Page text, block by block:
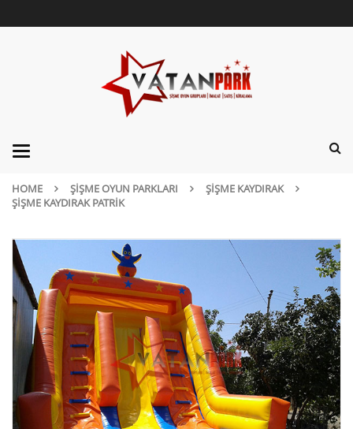
Categories
HOME ŞIŞME OYUN PARKLARI
ŞIŞME KAYDIRAK
ŞIŞME KAYDIRAK PATRIK